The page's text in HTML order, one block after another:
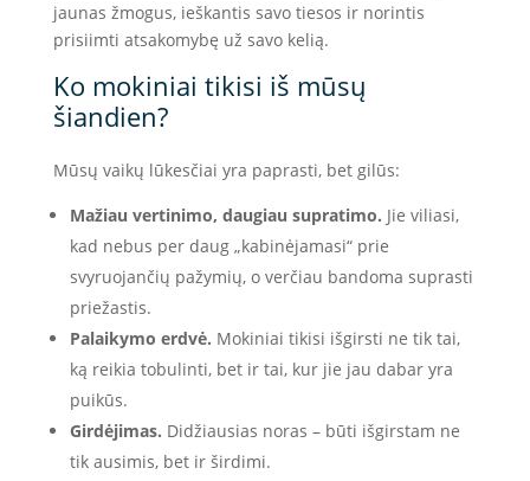
jaunas žmogus, ieškantis savo tiesos ir norintis
prisiimti atsakomybę už savo kelią.
Ko mokiniai tikisi iš mūsų
šiandien?
Mūsų vaikų lūkesčiai yra paprasti, bet gilūs:
Mažiau vertinimo, daugiau supratimo. Jie viliasi,
kad nebus per daug „kabinėjamasi“ prie
svyruojančių pažymių, o verčiau bandoma suprasti
priežastis.
Palaikymo erdvė. Mokiniai tikisi išgirsti ne tik tai,
ką reikia tobulinti, bet ir tai, kur jie jau dabar yra
puikūs.
Girdėjimas. Didžiausias noras – būti išgirstam ne
tik ausimis, bet ir širdimi.